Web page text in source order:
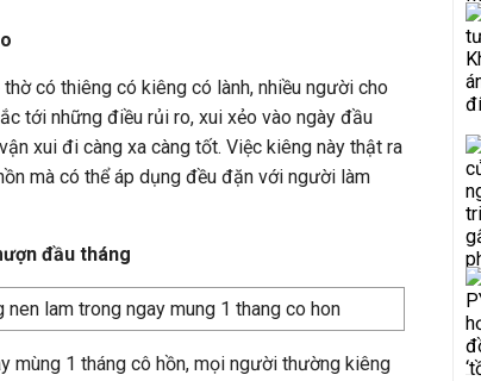
có thiêng có kiêng có lành, nhiều người cho
tới những điều rủi ro, xui xẻo vào ngày đầu
xui đi càng xa càng tốt. Việc kiêng này thật ra
mà có thể áp dụng đều đặn với người làm
đầu tháng
mùng 1 tháng cô hồn, mọi người thường kiêng